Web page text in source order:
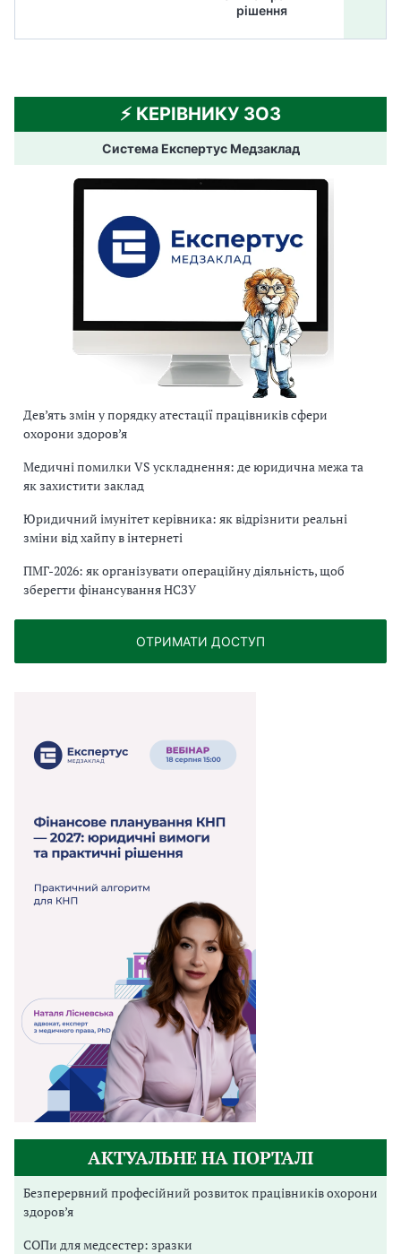
рішення
⚡️ КЕРІВНИКУ ЗОЗ
Система Експертус Медзаклад
Дев’ять змін у порядку атестації працівників сфери
охорони здоров’я
Медичні помилки VS ускладнення: де юридична межа та
як захистити заклад
Юридичний імунітет керівника: як відрізнити реальні
зміни від хайпу в інтернеті
ПМГ-2026: як організувати операційну діяльність, щоб
зберегти фінансування НСЗУ
ОТРИМАТИ ДОСТУП
АКТУАЛЬНЕ НА ПОРТАЛІ
Безперервний професійний розвиток працівників охорони
здоров’я
СОПи для медсестер: зразки